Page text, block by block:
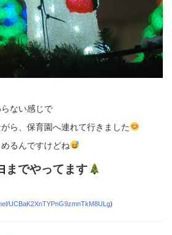
ない感じで
ら、保育園へ連れて行きました
るんですけどね
までやってます
UCBaK2XnTYPnG9zmnTkM8ULg)